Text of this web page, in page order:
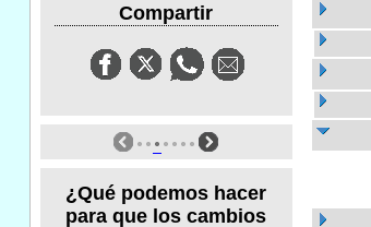
Compartir
¿Qué podemos hacer
para que los cambios